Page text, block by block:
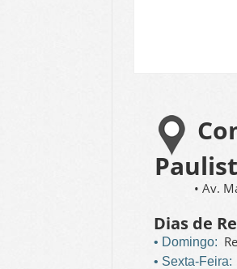
• Av.
Dias de
• Domingo:
• Sexta-